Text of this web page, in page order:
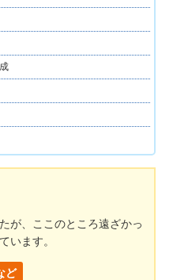
が、ここのところ遠ざかっ
います。
ど